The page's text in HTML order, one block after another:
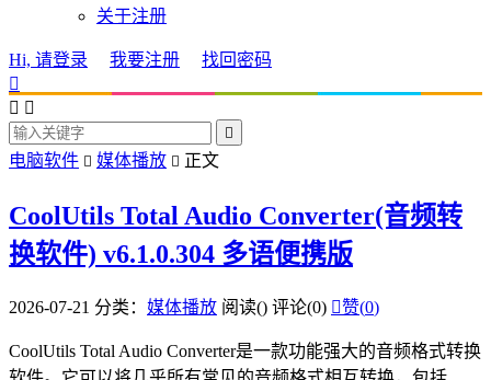
关于注册
Hi, 请登录 我要注册
找回密码

 

电脑软件  媒体播放  正文
CoolUtils Total Audio Converter(音频转
换软件) v6.1.0.304 多语便携版
2026-07-21 分类： 媒体播放 阅读() 评论(0) 赞(0)
CoolUtils Total Audio Converter是一款功能强大的音频格式转换